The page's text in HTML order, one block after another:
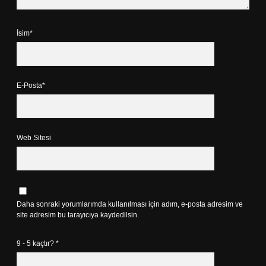
İsim*
E-Posta*
Web Sitesi
Daha sonraki yorumlarımda kullanılması için adım, e-posta adresim ve
site adresim bu tarayıcıya kaydedilsin.
9 - 5 kaçtır? *